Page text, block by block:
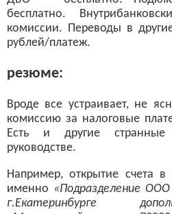
бесплатно.
комиссии. Переводы в
рублей/платеж.
резюме:
Вроде все устраивает, не
комиссию за налоговые
Есть и другие
руководстве.
Например, открытие счета
именно «Подразделение
г.Екатеринбурге